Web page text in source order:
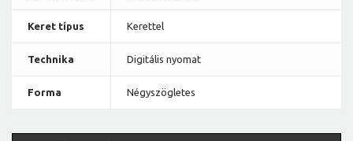
Keret típus Kerettel
Technika Digitális nyomat
Forma Négyszögletes